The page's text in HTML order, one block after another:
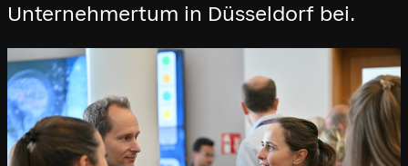
Unternehmertum in Düsseldorf bei.